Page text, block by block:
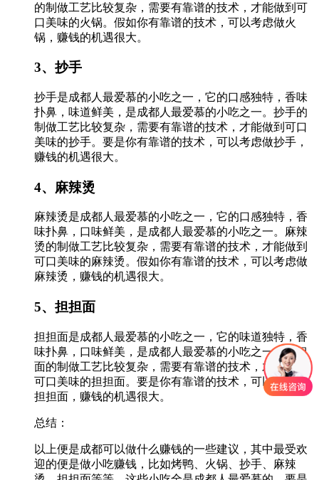
的制做工艺比较复杂，需要有靠谱的技术，才能做到可
口美味的火锅。假如你有靠谱的技术，可以考虑做火
锅，赚钱的机遇很大。
3、抄手
抄手是成都人最爱慕的小吃之一，它的口感独特，香味
扑鼻，味道鲜美，是成都人最爱慕的小吃之一。抄手的
制做工艺比较复杂，需要有靠谱的技术，才能做到可口
美味的抄手。要是你有靠谱的技术，可以考虑做抄手，
赚钱的机遇很大。
4、麻辣烫
麻辣烫是成都人最爱慕的小吃之一，它的口感独特，香
味扑鼻，口味鲜美，是成都人最爱慕的小吃之一。麻辣
烫的制做工艺比较复杂，需要有靠谱的技术，才能做到
可口美味的麻辣烫。假如你有靠谱的技术，可以考虑做
麻辣烫，赚钱的机遇很大。
5、担担面
担担面是成都人最爱慕的小吃之一，它的味道独特，香
味扑鼻，口味鲜美，是成都人最爱慕的小吃之一。担担
面的制做工艺比较复杂，需要有靠谱的技术，才能做到
可口美味的担担面。要是你有靠谱的技术，可以考虑做
担担面，赚钱的机遇很大。
总结：
以上便是成都可以做什么赚钱的一些建议，其中最受欢
迎的便是做小吃赚钱，比如烤鸭、火锅、抄手、麻辣